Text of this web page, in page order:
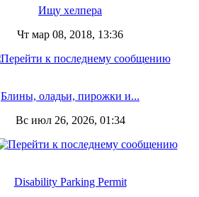
Ищу хелпера
Чт мар 08, 2018, 13:36
Блины, оладьи, пирожки и...
Вс июл 26, 2026, 01:34
Disability Parking Permit